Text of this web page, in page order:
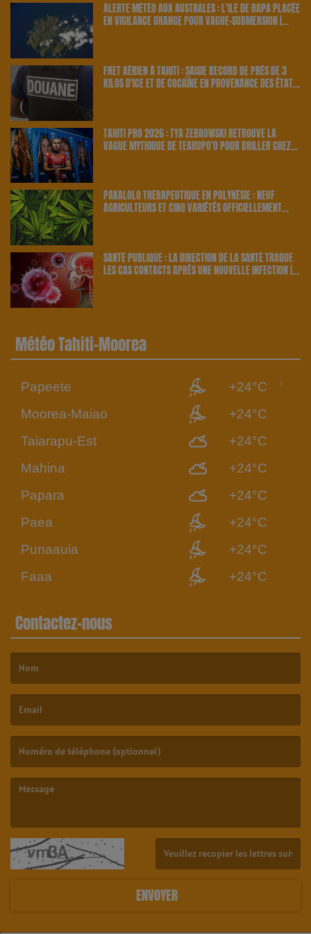
ALERTE MÉTÉO AUX AUSTRALES : L'ÎLE DE RAPA PLACÉE
EN VIGILANCE ORANGE POUR VAGUE-SUBMERSION |
FRET AÉRIEN À TAHITI : SAISIE RECORD DE PRÈS DE 3
KILOS D'ICE ET DE COCAÏNE EN PROVENANCE DES ÉTATS-
TAHITI PRO 2026 : TYA ZEBROWSKI RETROUVE LA
VAGUE MYTHIQUE DE TEAHUPO’O POUR BRILLER CHEZ
PAKALOLO THÉRAPEUTIQUE EN POLYNÉSIE : NEUF
AGRICULTEURS ET CINQ VARIÉTÉS OFFICIELLEMENT
SANTÉ PUBLIQUE : LA DIRECTION DE LA SANTÉ TRAQUE
LES CAS CONTACTS APRÈS UNE NOUVELLE INFECTION |
Météo Tahiti-Moorea
Papeete
+24°C
Moorea-Maiao
+24°C
Taiarapu-Est
+24°C
Mahina
+24°C
Papara
+24°C
Paea
+24°C
Punaauia
+24°C
Faaa
+24°C
Contactez-nous
ENVOYER